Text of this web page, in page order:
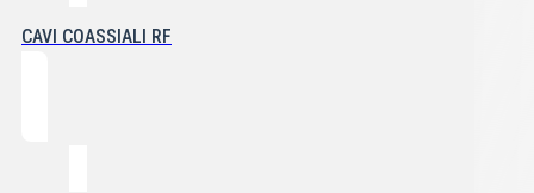
CAVI COASSIALI RF